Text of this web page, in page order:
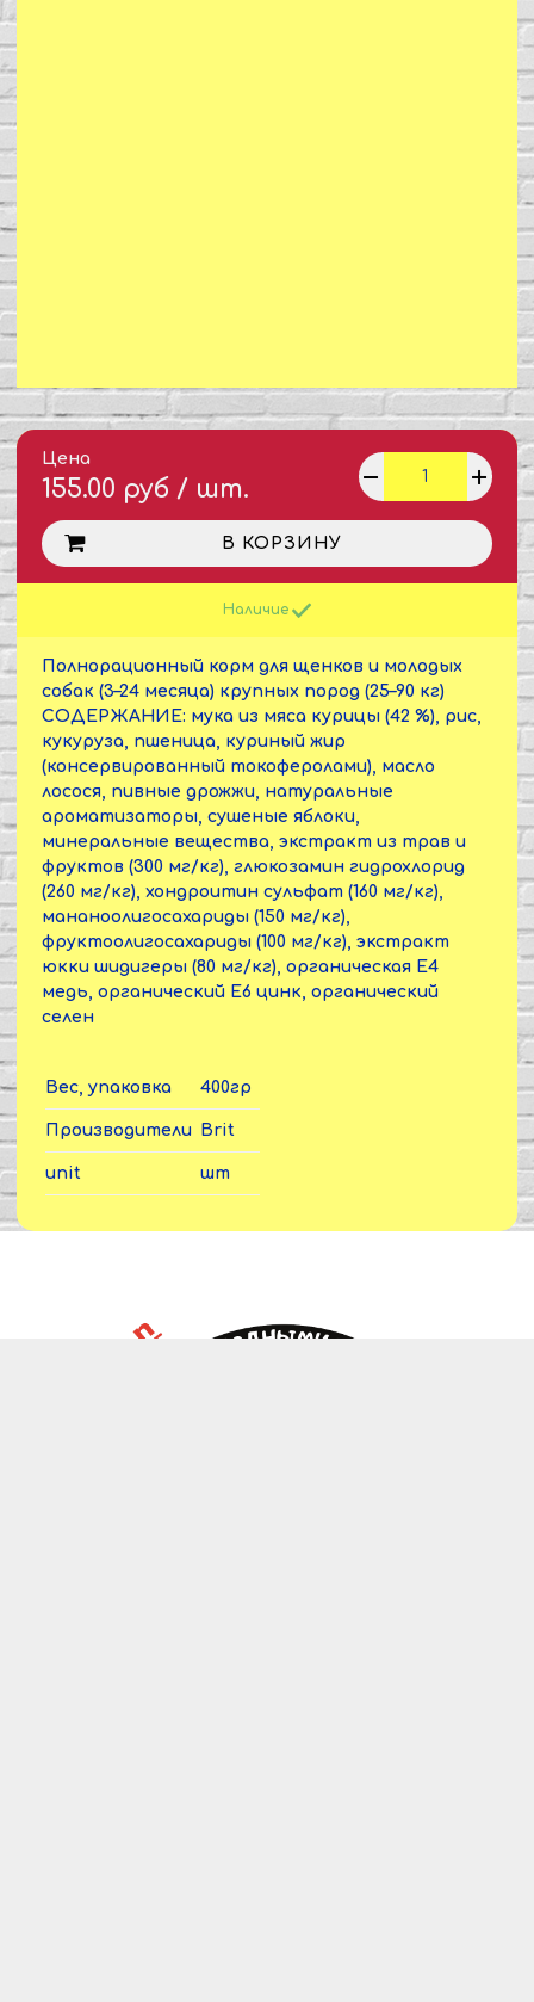
Цена
155.00 руб / шт.
В КОРЗИНУ
Наличие
Полнорационный корм для щенков и молодых
собак (3–24 месяца) крупных пород (25–90 кг)
СОДЕРЖАНИЕ: мука из мяса курицы (42 %), рис,
кукуруза, пшеница, куриный жир
(консервированный токоферолами), масло
лосося, пивные дрожжи, натуральные
ароматизаторы, сушеные яблоки,
минеральные вещества, экстракт из трав и
фруктов (300 мг/кг), глюкозамин гидрохлорид
(260 мг/кг), хондроитин сульфат (160 мг/кг),
мананоолигосахариды (150 мг/кг),
фруктоолигосахариды (100 мг/кг), экстракт
юкки шидигеры (80 мг/кг), органическая Е4
медь, органический Е6 цинк, органический
селен
Вес, упаковка 400гр
Производители Brit
unit шт